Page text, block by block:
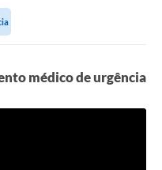
médico de urgência